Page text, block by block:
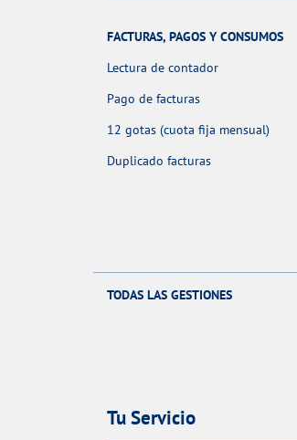
FACTURAS, PAGOS Y CONSUMOS
Lectura de contador
Pago de facturas
12 gotas (cuota fija mensual)
Duplicado facturas
TODAS LAS GESTIONES
Tu Servicio